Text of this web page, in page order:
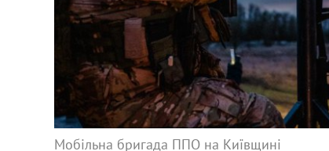
Мобільна бригада ППО на Київщині